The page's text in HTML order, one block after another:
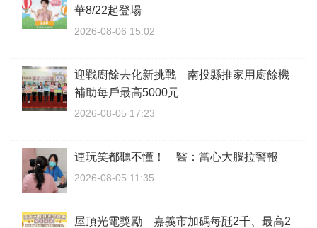
華8/22起登場
2026-08-06 15:02
迎戰廚餘去化新挑戰 南投縣推家用廚餘機
補助每戶最高5000元
2026-08-05 17:23
連玩笑都聽不懂！ 醫：當心大腦拉警報
2026-08-05 11:35
屋頂光電獎勵 嘉義市加碼每瓩2千、最高2